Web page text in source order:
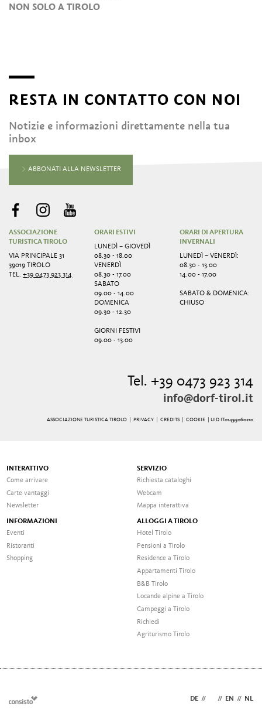
NON SOLO A TIROLO
RESTA IN CONTATTO CON NOI
Notizie e informazioni direttamente nella tua
inbox
ABBONATI ALLA NEWSLETTER
ASSOCIAZIONE
TURISTICA TIROLO
VIA PRINCIPALE 31
39019 TIROLO
TEL.+39 0473 923 314
ORARI ESTIVI
LUNEDÌ – GIOVEDÌ
08.30 - 18.00
VENERDÌ
08.30 - 17.00
SABATO
09.00 - 14.00
DOMENICA
09.30 - 12.30
GIORNI FESTIVI
09.00 - 13.00
ORARI DI APERTURA
INVERNALI
LUNEDÌ – VENERDÌ:
08.30 - 13.00
14.00 - 17.00
SABATO & DOMENICA:
CHIUSO
Tel. +39 0473 923 314
info@dorf-tirol.it
ASSOCIAZIONE TURISTICA TIROLO | PRIVACY| CREDITS| COOKIE | UID IT01495060210
INTERATTIVO
Come arrivare
Carte vantaggi
Newsletter
SERVIZIO
Richiesta cataloghi
Webcam
Mappa interattiva
INFORMAZIONI
Eventi
Ristoranti
Shopping
ALLOGGI A TIROLO
Hotel Tirolo
Pensioni a Tirolo
Residence a Tirolo
Appartamenti Tirolo
B&B Tirolo
Locande alpine a Tirolo
Campeggi a Tirolo
Richiedi
Agriturismo Tirolo
DE // // EN // NL